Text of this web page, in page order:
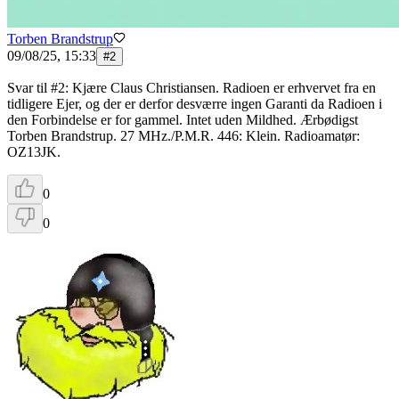
Torben Brandstrup
09/08/25, 15:33 #2
Svar til #2: Kjære Claus Christiansen. Radioen er erhvervet fra en
tidligere Ejer, og der er derfor desværre ingen Garanti da Radioen i
den Forbindelse er for gammel. Intet uden Mildhed. Ærbødigst
Torben Brandstrup. 27 MHz./P.M.R. 446: Klein. Radioamatør:
OZ13JK.
0
0